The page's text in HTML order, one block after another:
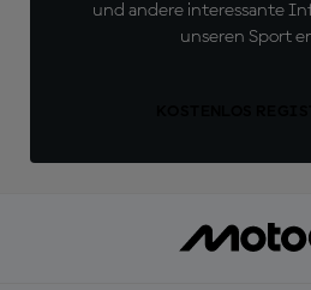
und andere interessante
unseren Sport